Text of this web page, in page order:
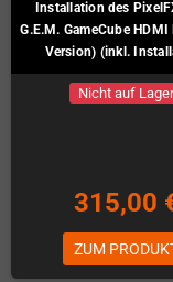
Installation des
G.E.M. GameCube
Version) (inkl.
Nicht auf Lager
315,00
ZUM